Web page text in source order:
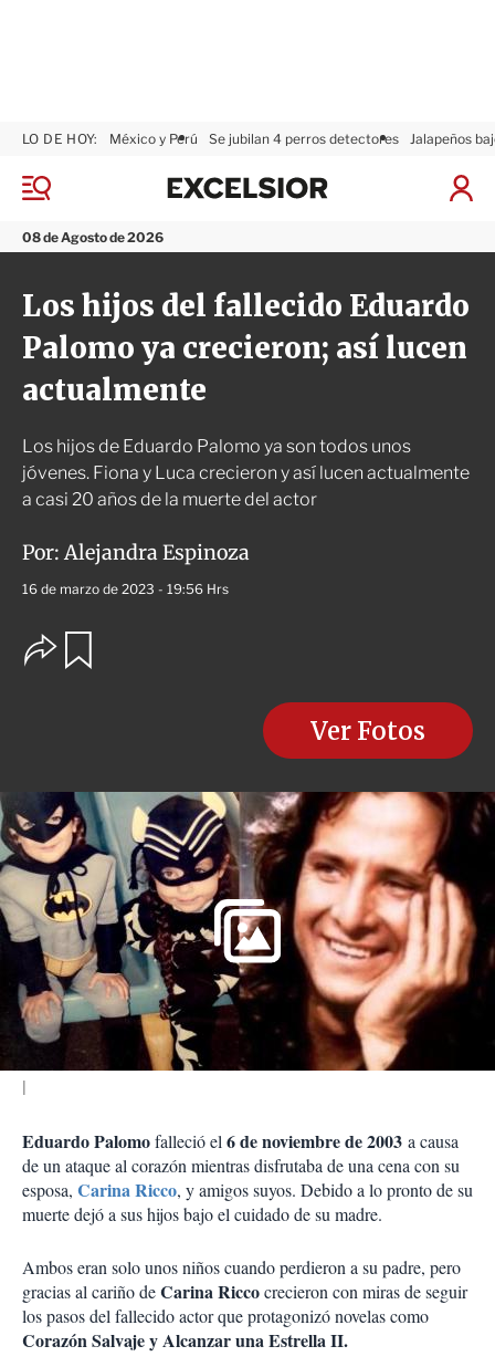
M
n
ú
08 de Agosto de 2026
LO DE HOY: México y Perú Se jubilan 4 perros detectores Jalapeños
I
a
r
S
e
x
l
i
o
r
Los hijos del fallecido Eduardo
Palomo ya crecieron; así lucen
actualmente
Los hijos de Eduardo Palomo ya son todos unos
jóvenes. Fiona y Luca crecieron y así lucen actualmente
a casi 20 años de la muerte del actor
Por:Alejandra Espinoza
16 de marzo de 2023 - 19:56 Hrs
O
p
s
d
e
c
o
m
p
a
r
t
i
r
Ver Fotos
Eduardo Palomofalleció el 6 de noviembre de 2003 a causa
de un ataque al corazón mientras disfrutaba de una cena con su
esposa, Carina Ricco, y amigos suyos. Debido a lo pronto de su
muerte dejó a sus hijos bajo el cuidado de su madre.
Ambos eran solo unos niños cuando perdieron a su padre, pero
gracias al cariño deCarina Riccocrecieron con miras de seguir
los pasos del fallecido actor que protagonizó novelas como
Corazón Salvaje y Alcanzar una Estrella II.